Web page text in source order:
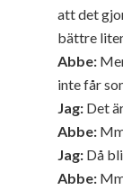
att det
bättre
Abbe:
inte får
Jag: Det
Abbe:
Jag: Då
Abbe: